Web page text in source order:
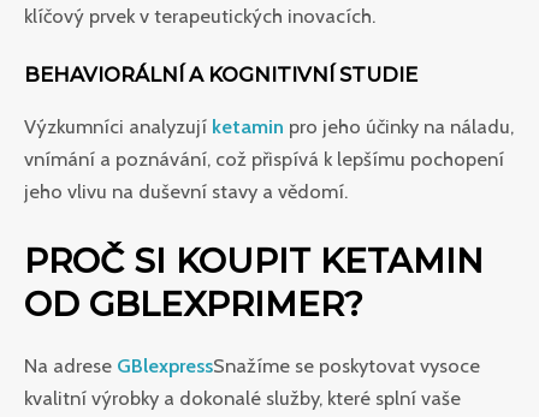
klíčový prvek v terapeutických inovacích.
BEHAVIORÁLNÍ A KOGNITIVNÍ STUDIE
Výzkumníci analyzují ketamin pro jeho účinky na náladu,
vnímání a poznávání, což přispívá k lepšímu pochopení
jeho vlivu na duševní stavy a vědomí.
PROČ SI KOUPIT KETAMIN
OD GBLEXPRIMER?
Na adrese GBlexpressSnažíme se poskytovat vysoce
kvalitní výrobky a dokonalé služby, které splní vaše